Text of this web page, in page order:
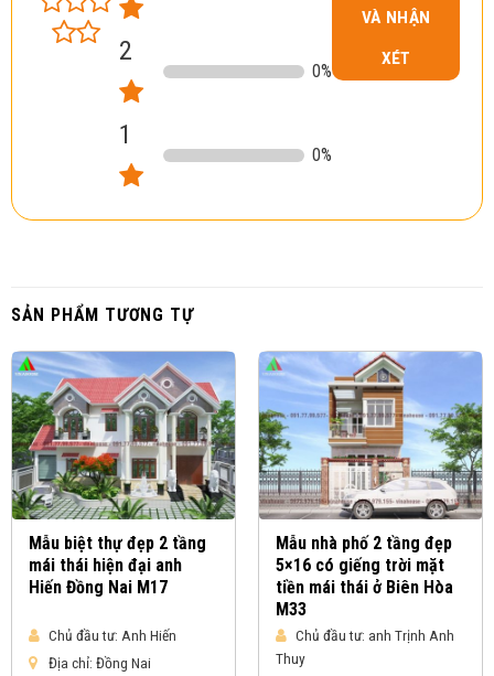
2
0%
1
0%
VÀ NHẬN
XÉT
SẢN PHẨM TƯƠNG TỰ
Mẫu biệt thự đẹp 2 tầng
mái thái hiện đại anh
Hiến Đồng Nai M17
Chủ đầu tư: Anh Hiến
Địa chỉ: Đồng Nai
Mẫu nhà phố 2 tầng đẹp
5×16 có giếng trời mặt
tiền mái thái ở Biên Hòa
M33
Chủ đầu tư: anh Trịnh Anh
Thuy